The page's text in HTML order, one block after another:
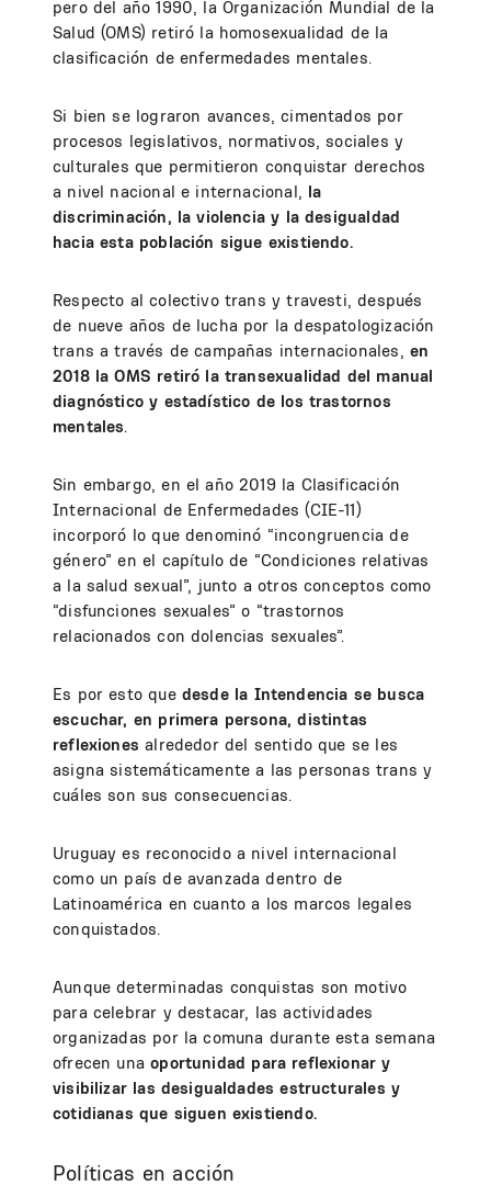
pero del año 1990, la Organización Mundial de la
Salud (OMS) retiró la homosexualidad de la
clasificación de enfermedades mentales.
Si bien se lograron avances, cimentados por
procesos legislativos, normativos, sociales y
culturales que permitieron conquistar derechos
a nivel nacional e internacional, la
discriminación, la violencia y la desigualdad
hacia esta población sigue existiendo.
Respecto al colectivo trans y travesti, después
de nueve años de lucha por la despatologización
trans a través de campañas internacionales, en
2018 la OMS retiró la transexualidad del manual
diagnóstico y estadístico de los trastornos
mentales.
Sin embargo, en el año 2019 la Clasificación
Internacional de Enfermedades (CIE-11)
incorporó lo que denominó “incongruencia de
género” en el capítulo de “Condiciones relativas
a la salud sexual”, junto a otros conceptos como
“disfunciones sexuales” o “trastornos
relacionados con dolencias sexuales”.
Es por esto que desde la Intendencia se busca
escuchar, en primera persona, distintas
reflexiones alrededor del sentido que se les
asigna sistemáticamente a las personas trans y
cuáles son sus consecuencias.
Uruguay es reconocido a nivel internacional
como un país de avanzada dentro de
Latinoamérica en cuanto a los marcos legales
conquistados.
Aunque determinadas conquistas son motivo
para celebrar y destacar, las actividades
organizadas por la comuna durante esta semana
ofrecen unaoportunidad para reflexionar y
visibilizar las desigualdades estructurales y
cotidianas que siguen existiendo.
Políticas en acción